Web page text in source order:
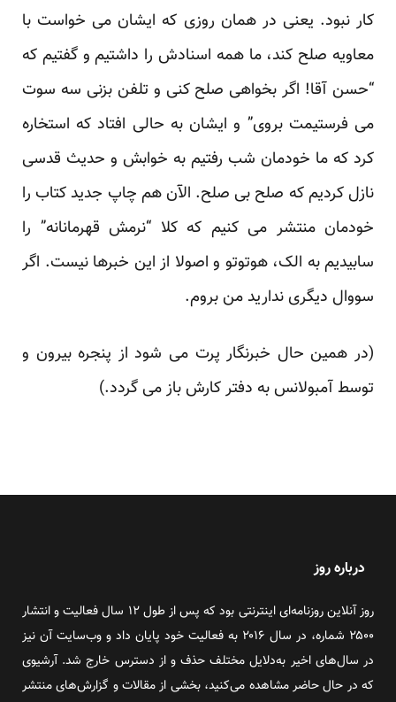
کار نبود. یعنی در همان روزی که ایشان می خواست با
معاویه صلح کند، ما همه اسنادش را داشتیم و گفتیم که
“حسن آقا! اگر بخواهی صلح کنی و تلفن بزنی سه سوت
می فرستیمت بروی” و ایشان به حالی افتاد که استخاره
کرد که ما خودمان شب رفتیم به خوابش و حدیث قدسی
نازل کردیم که صلح بی صلح. الآن هم چاپ جدید کتاب را
خودمان منتشر می کنیم که کلا “نرمش قهرمانانه” را
سابیدیم به الک، هوتوتو و اصولا از این خبرها نیست. اگر
سووال دیگری ندارید من بروم.
(در همین حال خبرنگار پرت می شود از پنجره بیرون و
توسط آمبولانس به دفتر کارش باز می گردد.)
درباره روز
روز آنلاین روزنامه‌ای اینترنتی بود که پس از طول ۱۲ سال فعالیت و انتشار
۲۵۰۰ شماره، در سال ۲۰۱۶ به فعالیت خود پایان داد و وب‌سایت آن نیز
در سال‌های اخیر به‌دلایل مختلف حذف و از دسترس خارج شد. آرشیوی
که در حال حاضر مشاهده می‌کنید، بخشی از مقالات و گزارش‌های منتشر